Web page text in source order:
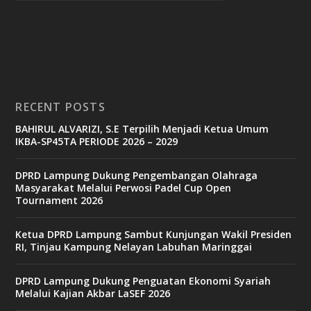
e
t
c
a
s
n
o
v
9
RECENT POSTS
BAHIRUL ALVARIZI, S.E Terpilih Menjadi Ketua Umum
IKBA-SP45TA PERIODE 2026 – 2029
DPRD Lampung Dukung Pengembangan Olahraga
Masyarakat Melalui Perwosi Padel Cup Open
Tournament 2026
Ketua DPRD Lampung Sambut Kunjungan Wakil Presiden
RI, Tinjau Kampung Nelayan Labuhan Maringgai
DPRD Lampung Dukung Penguatan Ekonomi Syariah
Melalui Kajian Akbar LaSEF 2026